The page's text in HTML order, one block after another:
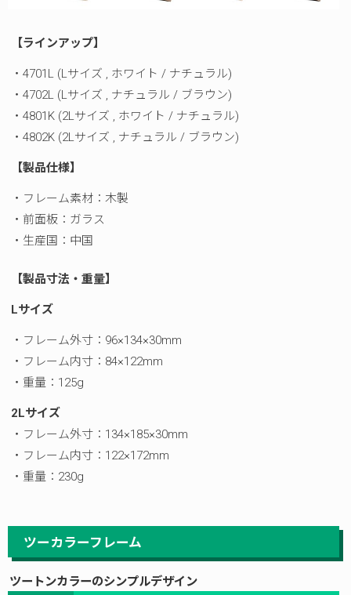
【ラインアップ】
・4701L (Lサイズ , ホワイト / ナチュラル)
・4702L (Lサイズ , ナチュラル / ブラウン)
・4801K (2Lサイズ , ホワイト / ナチュラル)
・4802K (2Lサイズ , ナチュラル / ブラウン)
【製品仕様】
・フレーム素材：木製
・前面板：ガラス
・生産国：中国
【製品寸法・重量】
Lサイズ
・フレーム外寸：96×134×30mm
・フレーム内寸：84×122mm
・重量：125g
2Lサイズ
・フレーム外寸：134×185×30mm
・フレーム内寸：122×172mm
・重量：230g
ツーカラーフレーム
ツートンカラーのシンプルデザイン